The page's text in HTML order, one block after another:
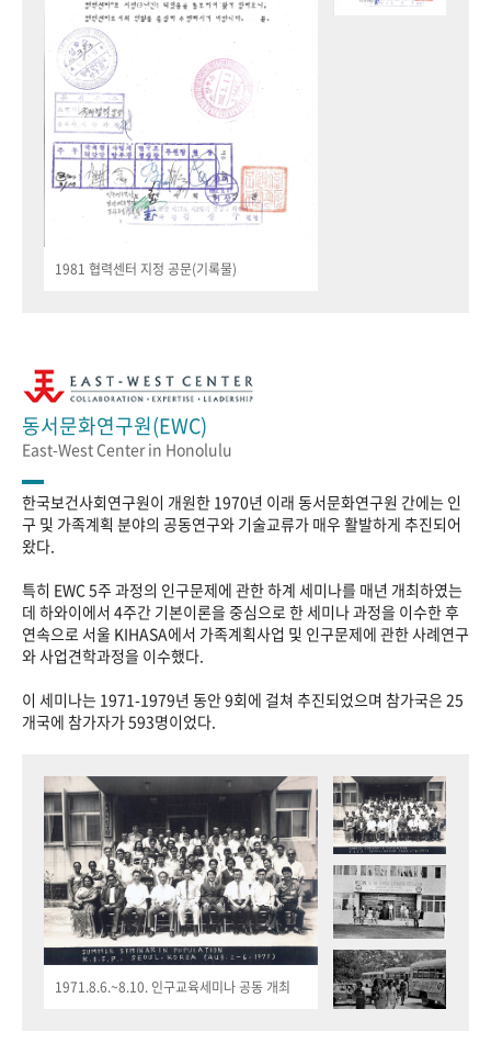
1981 협력센터 지정 공문(기록물)
동서문화연구원(EWC)
East-West Center in Honolulu
한국보건사회연구원이 개원한 1970년 이래 동서문화연구원 간에는 인
구 및 가족계획 분야의 공동연구와 기술교류가 매우 활발하게 추진되어
왔다.
특히 EWC 5주 과정의 인구문제에 관한 하계 세미나를 매년 개최하였는
데 하와이에서 4주간 기본이론을 중심으로 한 세미나 과정을 이수한 후
연속으로 서울 KIHASA에서 가족계획사업 및 인구문제에 관한 사례연구
와 사업견학과정을 이수했다.
이 세미나는 1971-1979년 동안 9회에 걸쳐 추진되었으며 참가국은 25
개국에 참가자가 593명이었다.
1971.8.6.~8.10. 인구교육세미나 공동 개최